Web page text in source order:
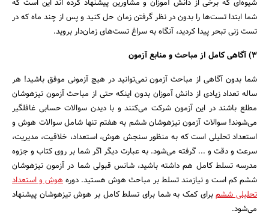
شیوه‌ای که برخی از دانش آموزان و مشاورین پیشنهاد کرده اند این است که
شما ابتدا تست‌ها را بدون در نظر گرفتن زمان حل کنید و پس از چند ماه که در
تست زنی تبحر پیدا کردید، آنگاه به سراغ تست‌های زمان‌دار بروید.
3) آگاهی کامل از مباحث و منابع آزمون
شما بدون آگاهی از مباحث آزمون نمی‌توانید در هیچ آزمونی موفق باشید! هر
ساله تعداد زیادی از دانش آموزان بدون اینکه حتی از مباحث آزمون تیزهوشان
مطلع باشند در این آزمون شرکت می‌کنند و با دیدن سوالات حسابی غافلگیر
می‌شوند! سوالات آزمون تیزهوشان ششم به هفتم تنها شامل سوالات هوش و
استعداد تحلیلی است که به منظور سنجش هوش، استعداد، خلاقیت، مدیریت،
سرعت و دقت و ... گرفته می‌شود. به عبارت دیگر اگر شما بر روی کتاب و جزوه
مدرسه تسلط کامل هم داشته باشید، شانس قبولی شما در آزمون تیزهوشان
ششم کم است و نیازمند تسلط بر مباحث هوش هستید. دورههوش و استعداد
تحلیلی ششمبرای کمک به شما برای تسلط کامل بر هوش تیزهوشان پیشنهاد
می‌شود.